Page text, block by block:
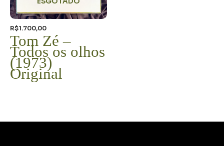
R$1.700,00
Tom Zé –
Todos os olhos
(1973)
Original